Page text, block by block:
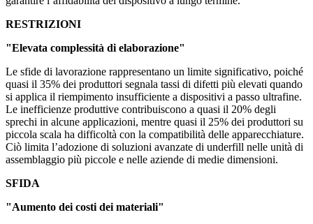
RESTRIZIONI
"Elevata complessità di elaborazione"
Le sfide di lavorazione rappresentano un limite significativo, poiché
quasi il 35% dei produttori segnala tassi di difetti più elevati quando
si applica il riempimento insufficiente a dispositivi a passo ultrafine.
Le inefficienze produttive contribuiscono a quasi il 20% degli
sprechi in alcune applicazioni, mentre quasi il 25% dei produttori su
piccola scala ha difficoltà con la compatibilità delle apparecchiature.
Ciò limita l’adozione di soluzioni avanzate di underfill nelle unità di
assemblaggio più piccole e nelle aziende di medie dimensioni.
SFIDA
"Aumento dei costi dei materiali"